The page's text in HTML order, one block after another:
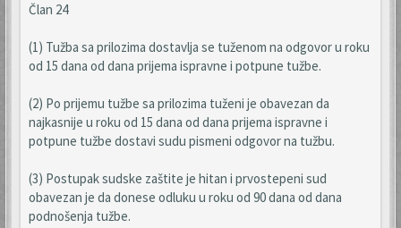
Član 24
(1) Tužba sa prilozima dostavlja se tuženom na odgovor u roku
od 15 dana od dana prijema ispravne i potpune tužbe.
(2) Po prijemu tužbe sa prilozima tuženi je obavezan da
najkasnije u roku od 15 dana od dana prijema ispravne i
potpune tužbe dostavi sudu pismeni odgovor na tužbu.
(3) Postupak sudske zaštite je hitan i prvostepeni sud
obavezan je da donese odluku u roku od 90 dana od dana
podnošenja tužbe.